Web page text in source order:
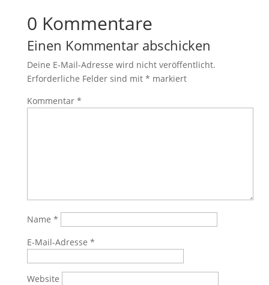
0 Kommentare
Einen Kommentar abschicken
Deine E-Mail-Adresse wird nicht veröffentlicht.
Erforderliche Felder sind mit * markiert
Kommentar *
Name *
E-Mail-Adresse *
Website